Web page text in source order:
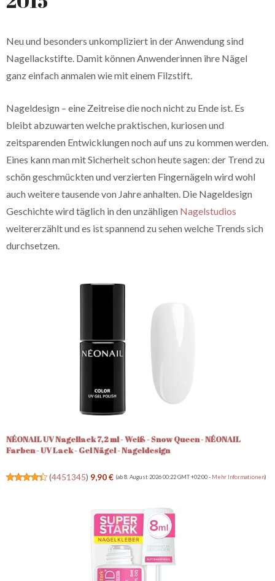
Neu und besonders unkompliziert in der Anwendung sind
Nagellackstifte. Damit können Anwenderinnen ihre Nägel
ganz einfach anmalen wie mit einem Filzstift.
Nageldesign – eine Zeitreise die noch nicht zu Ende ist. Es
bleibt abzuwarten welche praktischen, kuriosen und
zeitsparenden Entwicklungen noch auf uns zu kommen werden.
Eines kann man mit Sicherheit schon heute sagen: der Trend zu
schön geschmückten und verzierten Fingernägeln wird wohl
auch weitere tausende von Jahre anhalten. Die Nageldesign
Geschichte wird täglich in den unzähligen Nagelstudios
weitererzählt und es ist spannend zu sehen welche Trends sich
durchsetzen.
NÉONAIL UV Nagellack 7,2 ml - Weiß - Snow Queen - NÉONAIL
Farben - UV Lack - Gel Nägel - Nageldesign
(4451345) 9,90 € (ab 8. August 2026 00:22 GMT +02:00 - Mehr Informationen)